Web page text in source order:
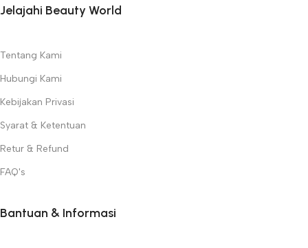
Jelajahi Beauty World
Tentang Kami
Hubungi Kami
Kebijakan Privasi
Syarat & Ketentuan
Retur & Refund
FAQ's
Bantuan & Informasi